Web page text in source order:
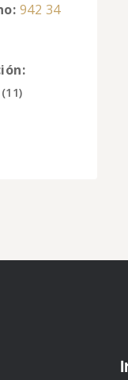
942 34
(11)